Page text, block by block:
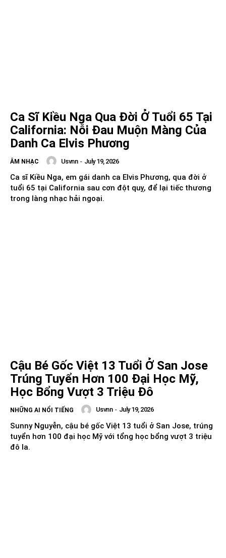
Ca Sĩ Kiều Nga Qua Đời Ở Tuổi 65 Tại
California: Nỗi Đau Muộn Màng Của
Danh Ca Elvis Phương
ÂM NHẠC Usvnn - July 19, 2026
Ca sĩ Kiều Nga, em gái danh ca Elvis Phương, qua đời ở
tuổi 65 tại California sau cơn đột quỵ, để lại tiếc thương
trong làng nhạc hải ngoại.
Cậu Bé Gốc Việt 13 Tuổi Ở San Jose
Trúng Tuyển Hơn 100 Đại Học Mỹ,
Học Bổng Vượt 3 Triệu Đô
NHỮNG AI NỔI TIẾNG Usvnn - July 19, 2026
Sunny Nguyễn, cậu bé gốc Việt 13 tuổi ở San Jose, trúng
tuyển hơn 100 đại học Mỹ với tổng học bổng vượt 3 triệu
đô la.